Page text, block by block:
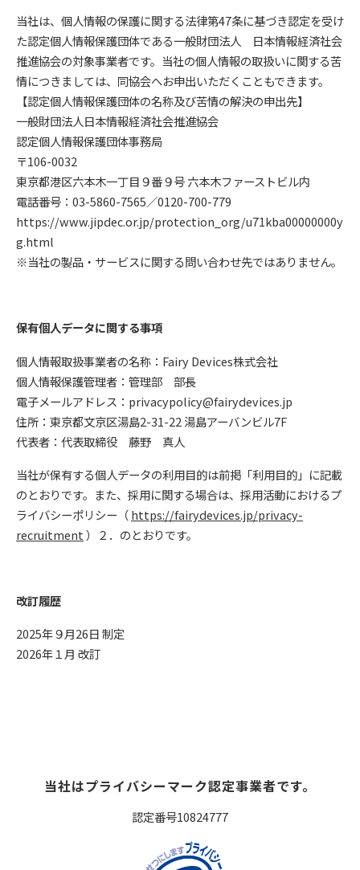
当社は、個人情報の保護に関する法律第47条に基づき認定を受け
た認定個人情報保護団体である一般財団法人 日本情報経済社会
推進協会の対象事業者です。当社の個人情報の取扱いに関する苦
情につきましては、同協会へお申出いただくこともできます。
【認定個人情報保護団体の名称及び苦情の解決の申出先】
一般財団法人日本情報経済社会推進協会
認定個人情報保護団体事務局
〒106-0032
東京都港区六本木一丁目９番９号 六本木ファーストビル内
電話番号：03-5860-7565／0120-700-779
https://www.jipdec.or.jp/protection_org/u71kba00000000y
g.html
※当社の製品・サービスに関する問い合わせ先ではありません。
保有個人データに関する事項
個人情報取扱事業者の名称：Fairy Devices株式会社
個人情報保護管理者：管理部 部長
電子メールアドレス：privacypolicy@fairydevices.jp
住所：東京都文京区湯島2-31-22 湯島アーバンビル7F
代表者：代表取締役 藤野 真人
当社が保有する個人データの利用目的は前掲「利用目的」に記載
のとおりです。また、採用に関する場合は、採用活動におけるプ
ライバシーポリシー（https://fairydevices.jp/privacy-
recruitment）２．のとおりです。
改訂履歴
2025年９月26日 制定
2026年１月 改訂
当社はプライバシーマーク認定事業者です。
認定番号10824777